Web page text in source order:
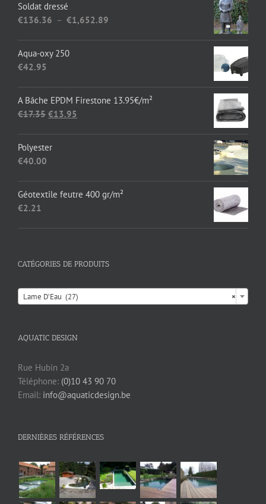
Soldat dressé
€136.36 – €1,652.89
€1,652.89
Aqua-oxy 250
€42.95
A Bâche EPDM Firestone 13.95€/m²
€17.35 Le
€13.95
Polyester
€40.00
Géotextile feutre 400 gr/m²
€2.21
CATÉGORIES DE PRODUITS
×
Lame D’Eau (27)
AQUATIC DESIGN
Rue Hubin 2a
Téléphone: (0)10 43 90 70
Email: info@aquaticdesign.be
DERNIÈRES RÉFÉRENCES